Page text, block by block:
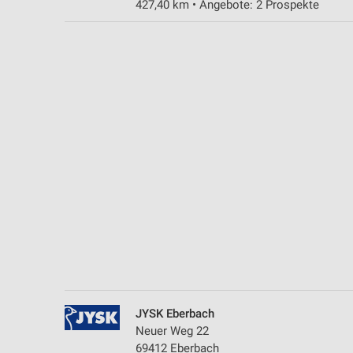
427,40 km • Angebote: 2 Prospekte
JYSK Eberbach
Neuer Weg 22
69412 Eberbach
Messung der Performance von Inhalten
Funktional